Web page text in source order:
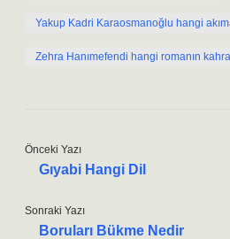
Yakup Kadri Karaosmanoğlu hangi
Zehra Hanımefendi hangi romanın
Önceki Yazı
Gıyabi Hangi Dil
Sonraki Yazı
Boruları Bükme Nedir